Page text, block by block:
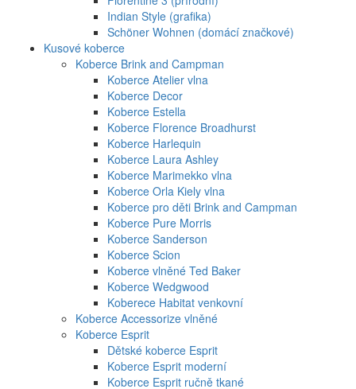
Indian Style (grafika)
Schöner Wohnen (domácí značkové)
Kusové koberce
Koberce Brink and Campman
Koberce Atelier vlna
Koberce Decor
Koberce Estella
Koberce Florence Broadhurst
Koberce Harlequin
Koberce Laura Ashley
Koberce Marimekko vlna
Koberce Orla Kiely vlna
Koberce pro děti Brink and Campman
Koberce Pure Morris
Koberce Sanderson
Koberce Scion
Koberce vlněné Ted Baker
Koberce Wedgwood
Koberece Habitat venkovní
Koberce Accessorize vlněné
Koberce Esprit
Dětské koberce Esprit
Koberce Esprit moderní
Koberce Esprit ručně tkané